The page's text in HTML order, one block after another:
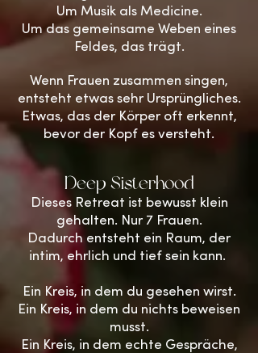
Um Musik als Medicine.
Um das gemeinsame Weben eines
Feldes, das trägt.
Wenn Frauen zusammen singen,
entsteht etwas sehr Ursprüngliches.
Etwas, das der Körper oft erkennt,
bevor der Kopf es versteht.
Deep Sisterhood
Dieses Retreat ist bewusst klein
gehalten. Nur 7 Frauen.
Dadurch entsteht ein Raum, der
intim, ehrlich und tief sein kann.
Ein Kreis, in dem du gesehen wirst.
Ein Kreis, in dem du nichts beweisen
musst.
Ein Kreis, in dem echte Gespräche,